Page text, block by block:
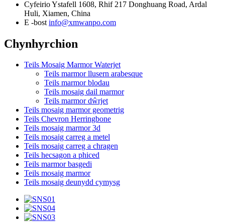
CyfeirioYstafell 1608, Rhif 217 Donghuang Road, Ardal
Huli, Xiamen, China
E -bost info@xmwanpo.com
Chynhyrchion
Teils Mosaig Marmor Waterjet
Teils marmor llusern arabesque
Teils marmor blodau
Teils mosaig dail marmor
Teils marmor dŵrjet
Teils mosaig marmor geometrig
Teils Chevron Herringbone
Teils mosaig marmor 3d
Teils mosaig carreg a metel
Teils mosaig carreg a chragen
Teils hecsagon a phiced
Teils marmor basgedi
Teils mosaig marmor
Teils mosaig deunydd cymysg